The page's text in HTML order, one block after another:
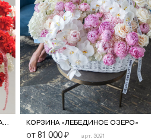
КОРЗИНА С ЦВЕТАМИ «ЗАГАДКА ЧУВСТВ» КОРЗИНА «ЛЕБЕДИНОЕ ОЗЕРО»
от 81 000₽ арт. 3091